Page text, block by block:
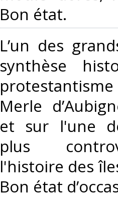
Bon état.‎
‎L’un des
synthèse
Merle
et sur l'une
plus
l'histoire des
Bon état